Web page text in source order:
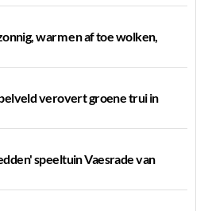
warm en af toe wolken,
verovert groene trui in
speeltuin Vaesrade van